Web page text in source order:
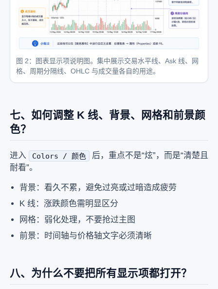
图 2：图表显示项说明图。集中展示交易水平线、Ask 线、网
格、周期分隔线、OHLC 与成交量各自的用途。
七、如何调整 K 线、背景、网格和前景颜
色？
进入 Colors / 颜色
后，重点不是“炫”，而是“清楚且
耐看”。
背景：看久不累，避免过亮或过暗造成疲劳
K 线：涨跌颜色需明显区分
网格：弱化处理，不要抢过主图
前景：时间轴与价格轴文字必须清晰
八、为什么不要把所有显示项都打开？